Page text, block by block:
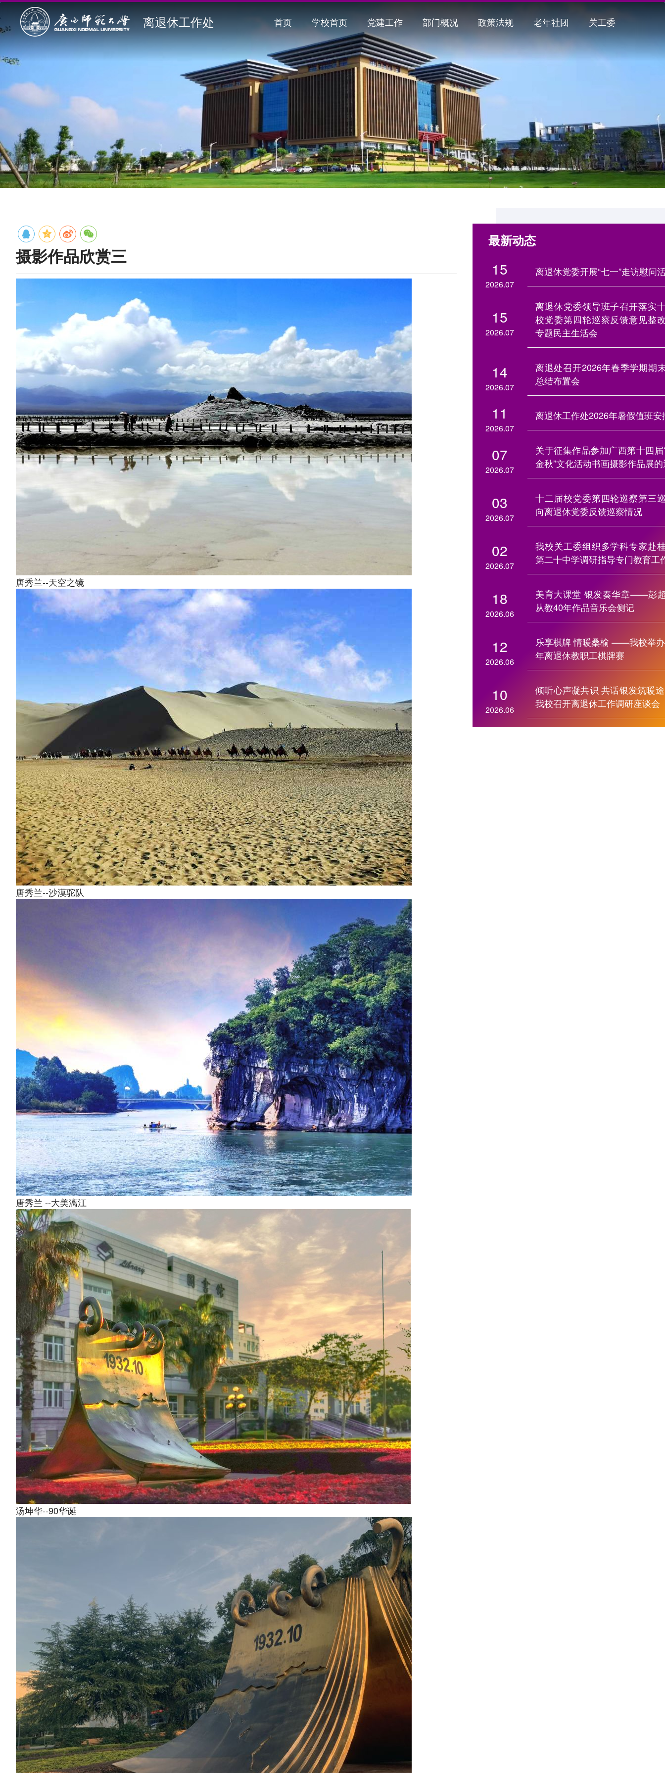
离退休工作处 首页 学校首页 党建工作 部门概况 政策法规 老年社团 关工委
摄影作品欣赏三
唐秀兰--天空之镜
唐秀兰--沙漠驼队
唐秀兰 --大美漓江
汤坤华--90华诞
最新动态
15
2026.07
离退休党委开展“七一”走访慰问
15
2026.07
离退休党委领导班子召开落实
校党委第四轮巡察反馈意见整
专题民主生活会
14
2026.07
离退处召开2026年春季学期期
总结布置会
11
2026.07
离退休工作处2026年暑假值班安
07
2026.07
关于征集作品参加广西第十四届
金秋”文化活动书画摄影作品展
03
2026.07
十二届校党委第四轮巡察第三
向离退休党委反馈巡察情况
02
2026.07
我校关工委组织多学科专家赴
第二十中学调研指导专门教育工
18
2026.06
美育大课堂 银发奏华章——彭
从教40年作品音乐会侧记
12
2026.06
乐享棋牌 情暖桑榆 ——我校举
年离退休教职工棋牌赛
10
2026.06
倾听心声凝共识 共话银发筑暖
我校召开离退休工作调研座谈会